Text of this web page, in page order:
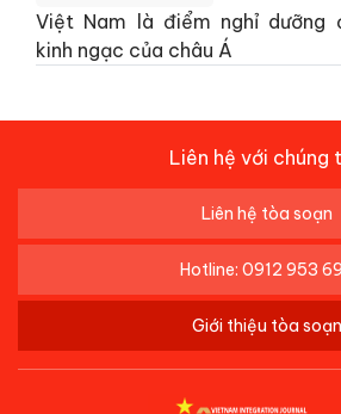
Việt Nam là điểm nghỉ dưỡng
kinh ngạc của châu Á
Liên hệ với chúng
Liên hệ tòa soạn
Hotline: 0912 953
Giới thiệu tòa soạn